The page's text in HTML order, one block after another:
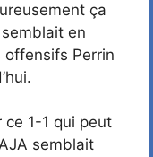
ça
semblait en
offensifs Perrin
ce 1-1 qui peut
semblait